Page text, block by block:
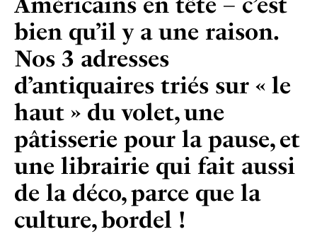
bien qu’il y a une raison.
Nos 3 adresses
d’antiquaires triés sur « le
haut » du volet, une
pâtisserie pour la pause, et
une librairie qui fait aussi
de la déco, parce que la
culture, bordel !